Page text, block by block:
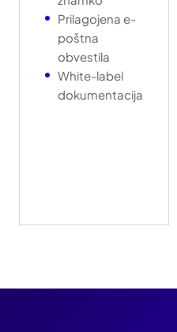
Prilagojena e-
poštna
obvestila
White-label
dokumentacija